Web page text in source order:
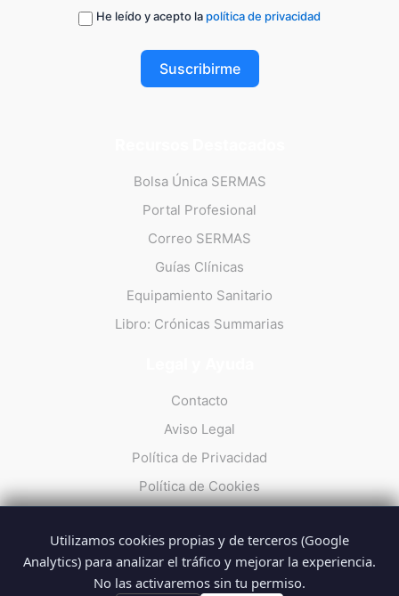
He leído y acepto la política de privacidad
Suscribirme
Bolsa Única SERMAS
Portal Profesional
Correo SERMAS
Guías Clínicas
Equipamiento Sanitario
Libro: Crónicas Summarias
Contacto
Aviso Legal
Política de Privacidad
Política de Cookies
© 2026 Summarios · La web no oficial de los profesionales del
Utilizamos cookies propias y de terceros (Google
Analytics) para analizar el tráfico y mejorar la experiencia.
No las activaremos sin tu permiso.